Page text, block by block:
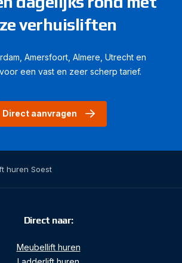
verhuisliften
Amersfoort, Almere, Utrecht en
een vast en zeer scherp tarief.
Direct aanvragen
huren Soest
Direct naar:
Meubellift huren